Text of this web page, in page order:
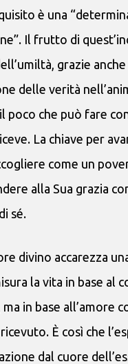
è una
Il frutto di
grazie anche
delle verità
poco che può fare
La chiave per
come un
alla Sua grazia
sé.
divino accarezza
la vita in base al
in base all’amore
È così che
dal cuore